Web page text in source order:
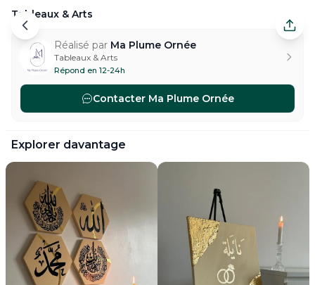
Tableaux & Arts
Tableaux & Arts — Les Mureaux. Réalisé par Ma Plume
Réalisé par Ma Plume Ornée
Tableaux & Arts
Répond en 12-24h
Contacter Ma Plume Ornée
#paintings-arts-art-calligraphie
Explorer davantage